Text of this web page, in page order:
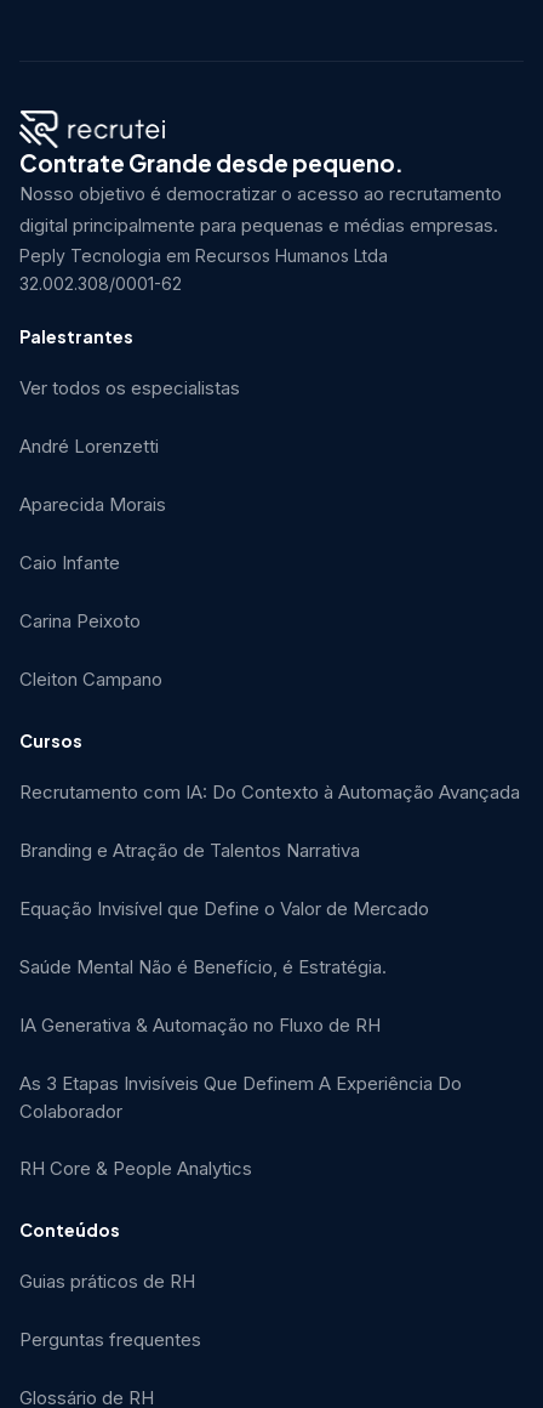
Contrate Grande desde pequeno.
Nosso objetivo é democratizar o acesso ao recrutamento
digital principalmente para pequenas e médias empresas.
Peply Tecnologia em Recursos Humanos Ltda
32.002.308/0001-62
Palestrantes
Ver todos os especialistas
André Lorenzetti
Aparecida Morais
Caio Infante
Carina Peixoto
Cleiton Campano
Cursos
Recrutamento com IA: Do Contexto à Automação Avançada
Branding e Atração de Talentos Narrativa
Equação Invisível que Define o Valor de Mercado
Saúde Mental Não é Benefício, é Estratégia.
IA Generativa & Automação no Fluxo de RH
As 3 Etapas Invisíveis Que Definem A Experiência Do
Colaborador
RH Core & People Analytics
Conteúdos
Guias práticos de RH
Perguntas frequentes
Glossário de RH